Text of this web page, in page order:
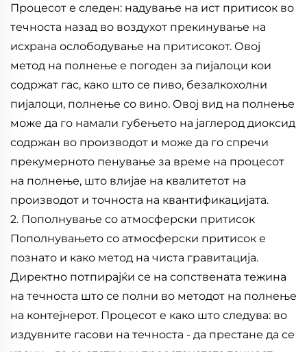
Процесот е следен: надување на ист притисок во
течноста назад во воздухот прекинување на
исхрана ослободување на притисокот. Овој
метод на полнење е погоден за пијалоци кои
содржат гас, како што се пиво, безалкохолни
пијалоци, полнење со вино. Овој вид на полнење
може да го намали губењето на јаглерод диоксид
содржан во производот и може да го спречи
прекумерното пенување за време на процесот
на полнење, што влијае на квалитетот на
производот и точноста на квантификацијата.
2. Пополнување со атмосферски притисок
Пополнувањето со атмосферски притисок е
познато и како метод на чиста гравитација.
Директно потпирајќи се на сопствената тежина
на течноста што се полни во методот на полнење
на контејнерот. Процесот е како што следува: во
издувните гасови на течноста - да престане да се